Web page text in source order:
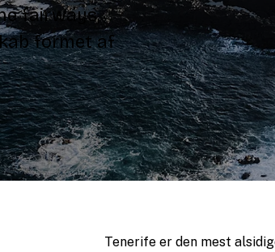
fairways,
formet af
Tenerife er den mest